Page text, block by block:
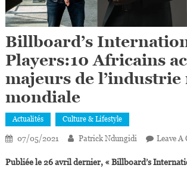
Billboard’s
Players:10 Africains
majeurs de l’industrie
mondiale
Actualités Culture & Lifestyle
07/05/2021 Patrick Ndungidi Leave A
Publiée le 26 avril dernier, « Billboard’s